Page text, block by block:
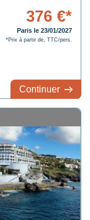
376 €*
Paris le 23/01/2027
*Prix à partir de, TTC/pers.
Continuer